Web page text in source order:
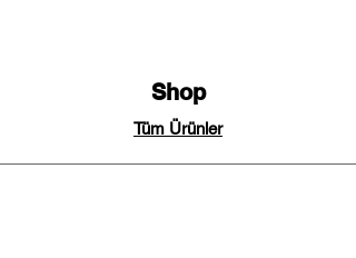
Shop
Tüm Ürünler